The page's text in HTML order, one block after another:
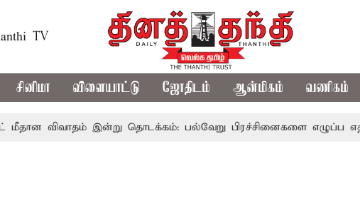
TV
சினிமா விளையாட்டு ஜோதிடம் ஆன்மிகம் வணிகம்
இன்று தொடக்கம்: பல்வேறு பிரச்சினைகளை எழுப்ப